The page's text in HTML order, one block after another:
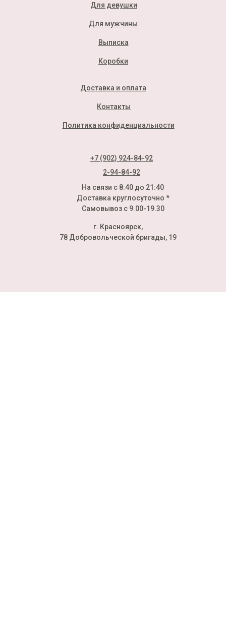
Для девушки
Для мужчины
Выписка
Коробки
На связи с 8:40 до 21:40
Доставка круглосуточно *
Самовывоз с 9.00-19.30
г. Красноярск,
78 Добровольческой бригады, 19
Политика конфиденциальности
Доставка и оплата
Контакты
+7 (902) 924-84-92
2-94-84-92